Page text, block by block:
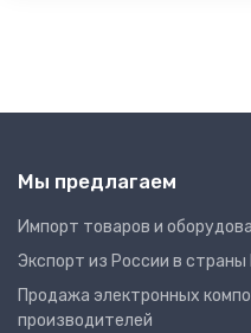
Мы предлагаем
Импорт товаров и
Экспорт из России в
Продажа электронных
производителей